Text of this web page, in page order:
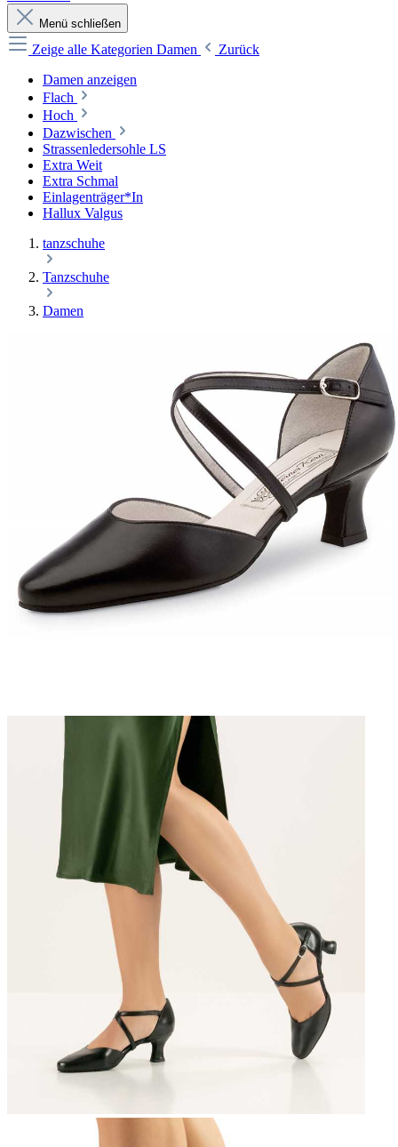
Menü schließen
Zeige alle Kategorien Damen
Zurück
Damen anzeigen
Flach
Hoch
Dazwischen
Strassenledersohle LS
Extra Weit
Extra Schmal
Einlagenträger*In
Hallux Valgus
tanzschuhe
Tanzschuhe
Damen